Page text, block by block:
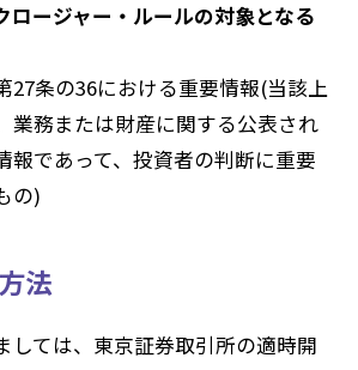
ロージャー・ルールの対象となる
27条の36における重要情報(当該上
業務または財産に関する公表され
報であって、投資者の判断に重要
の)
法
しては、東京証券取引所の適時開